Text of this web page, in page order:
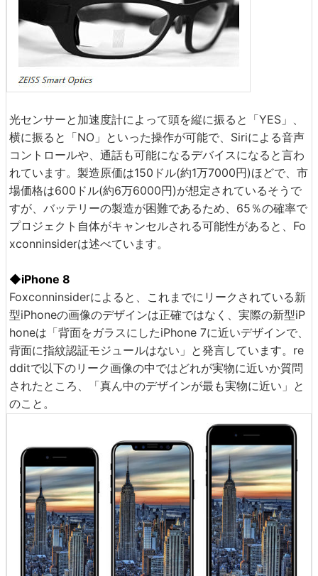
光センサーと加速度計によって頭を縦に振ると「YES」、
横に振ると「NO」といった操作が可能で、Siriによる音声
コントロールや、通話も可能になるデバイスになると言わ
れています。製造原価は150ドル(約1万7000円)ほどで、市
場価格は600ドル(約6万6000円)が想定されているそうで
すが、バッテリーの製造が困難であるため、65％の確率で
プロジェクト自体がキャンセルされる可能性があると、Fo
xconninsiderは述べています。
◆iPhone 8
Foxconninsiderによると、これまでにリークされている新
型iPhoneの画像のデザインは正確ではなく、実際の新型iP
honeは「背面をガラスにしたiPhone 7に近いデザインで、
背面に指紋認証モジュールはない」と発言しています。re
dditで以下のリーク画像の中ではどれが実物に近いか質問
されたところ、「真ん中のデザインが最も実物に近い」と
のこと。